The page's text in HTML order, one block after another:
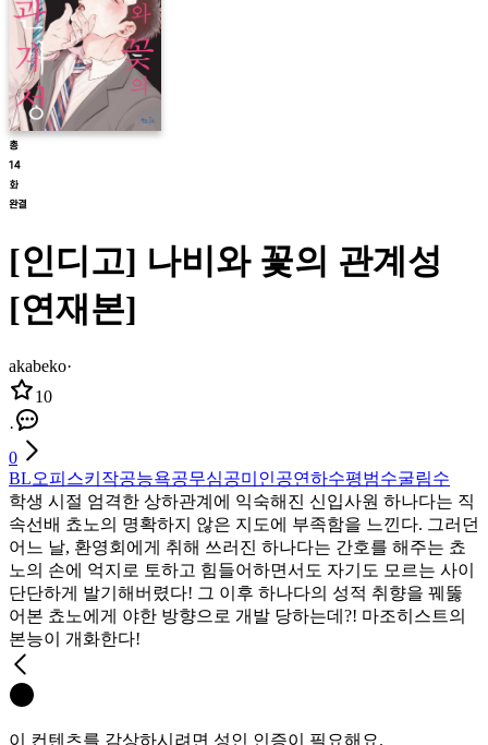
[인디고] 나비와 꽃의 관계성
[연재본]
akabeko·
10
·
0
BL오피스키작공능욕공무심공미인공연하수평범수굴림수
학생 시절 엄격한 상하관계에 익숙해진 신입사원 하나다는 직
속선배 쵸노의 명확하지 않은 지도에 부족함을 느낀다. 그러던
어느 날, 환영회에게 취해 쓰러진 하나다는 간호를 해주는 쵸
노의 손에 억지로 토하고 힘들어하면서도 자기도 모르는 사이
단단하게 발기해버렸다! 그 이후 하나다의 성적 취향을 꿰뚫
어본 쵸노에게 야한 방향으로 개발 당하는데?! 마조히스트의
본능이 개화한다!
이 컨텐츠를 감상하시려면 성인 인증이 필요해요.